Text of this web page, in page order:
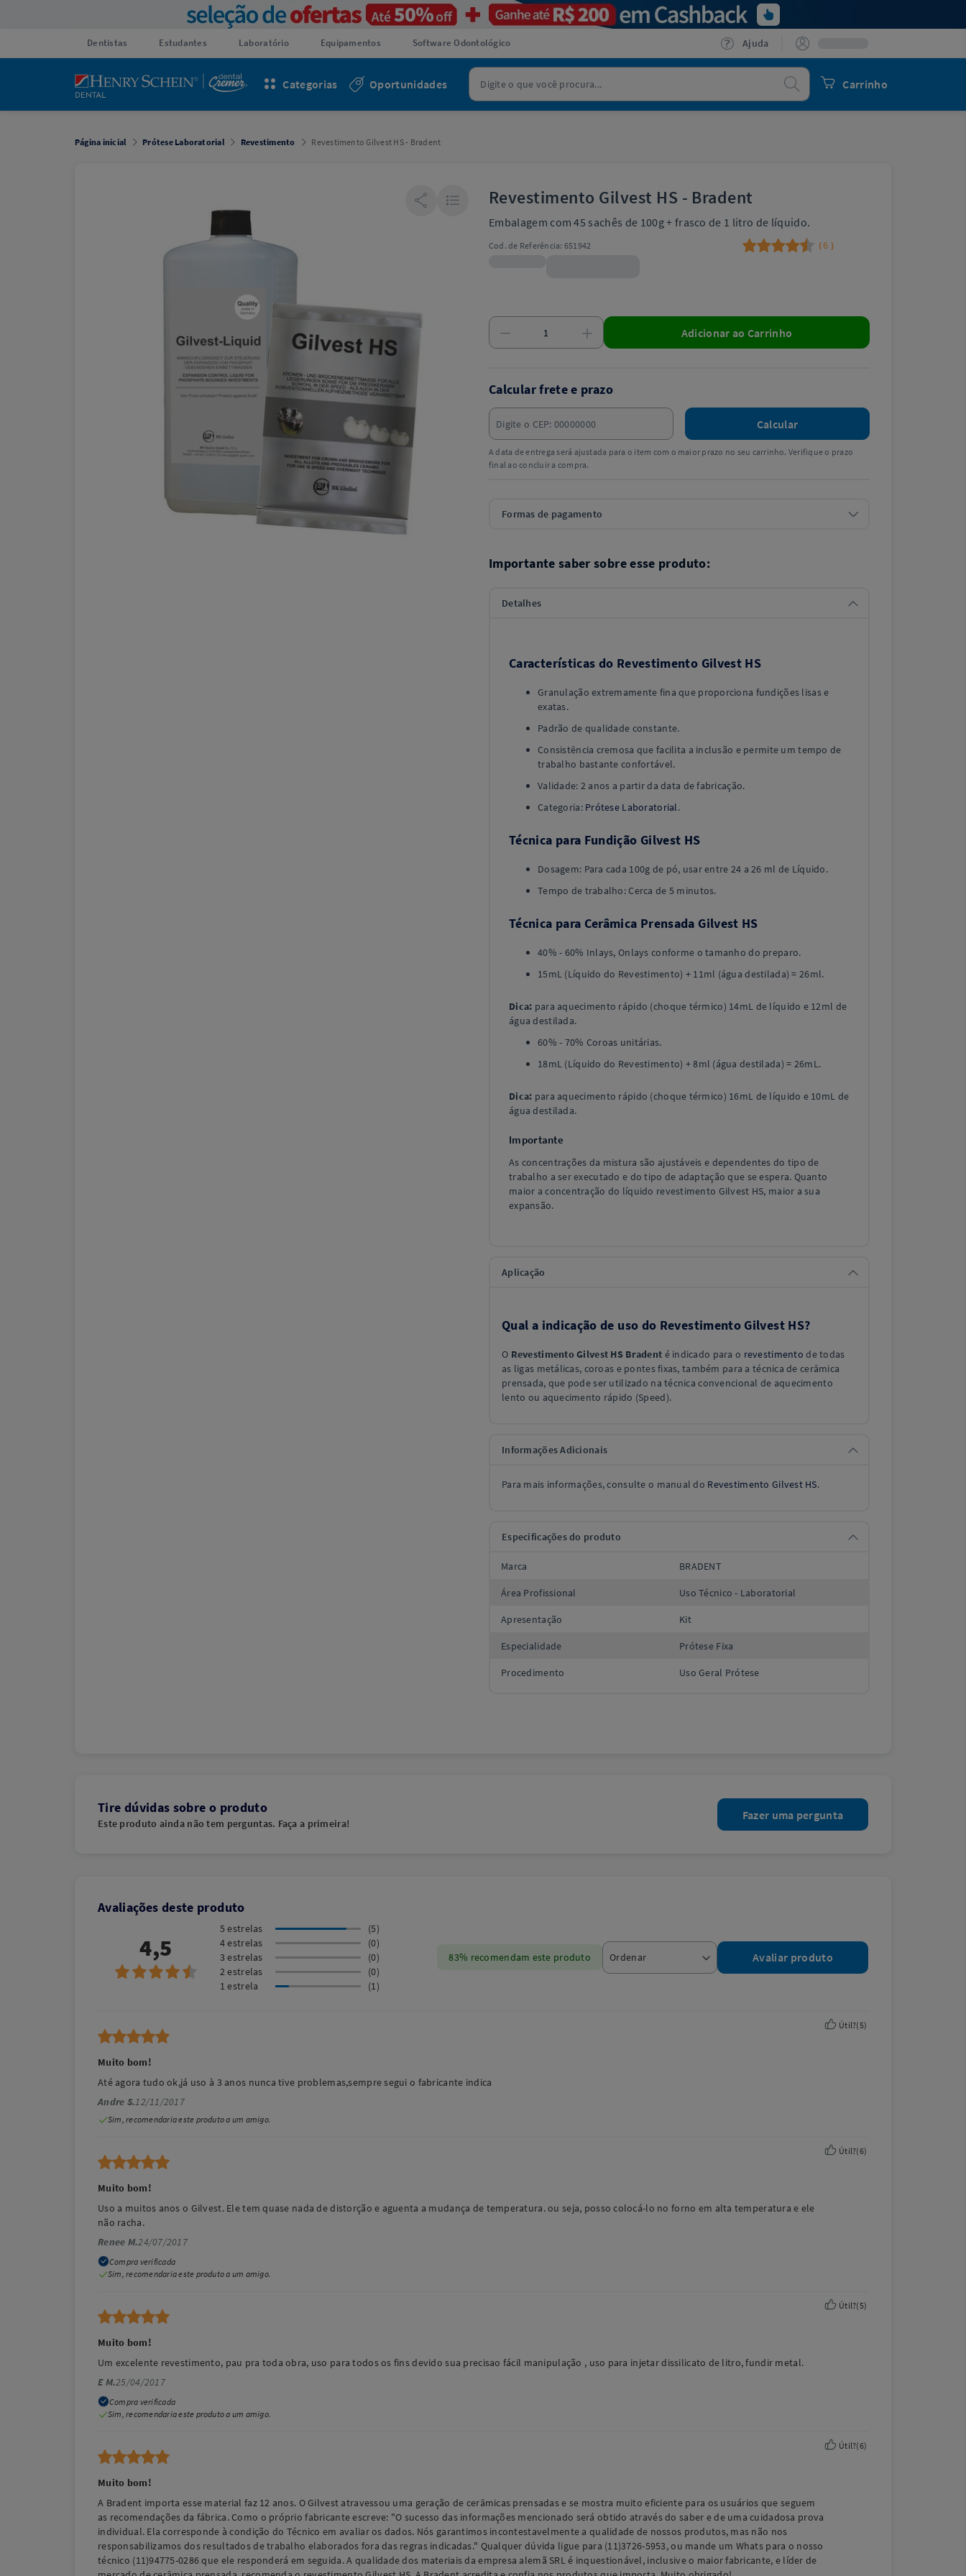
Dentistas Estudantes Laboratório Equipamentos Software Odontológico Ajuda
Carrinho
Procurar
Oportunidades
Categorias
Página inicial Prótese Laboratorial Revestimento Revestimento Gilvest HS - Bradent
Revestimento Gilvest HS - Bradent
Embalagem com 45 sachês de 100g + frasco de 1 litro de líquido.
Cod. de Referência: 651942 (6 )
Adicionar ao Carrinho
Calcular frete e prazo
Calcular
A data de entrega será ajustada para o item com o maior prazo no seu carrinho. Verifique o prazo
final ao concluir a compra.
Formas de pagamento
Importante saber sobre esse produto:
Detalhes
Características do Revestimento Gilvest HS
Granulação extremamente fina que proporciona fundições lisas e
exatas.
Padrão de qualidade constante.
Consistência cremosa que facilita a inclusão e permite um tempo de
trabalho bastante confortável.
Validade: 2 anos a partir da data de fabricação.
Categoria: Prótese Laboratorial.
Técnica para Fundição Gilvest HS
Dosagem: Para cada 100g de pó, usar entre 24 a 26 ml de Líquido.
Tempo de trabalho: Cerca de 5 minutos.
Técnica para Cerâmica Prensada Gilvest HS
40% - 60% Inlays, Onlays conforme o tamanho do preparo.
15mL (Líquido do Revestimento) + 11ml (água destilada) = 26ml.
Dica: para aquecimento rápido (choque térmico) 14mL de líquido e 12ml de
água destilada.
60% - 70% Coroas unitárias.
18mL (Líquido do Revestimento) + 8ml (água destilada) = 26mL.
Dica: para aquecimento rápido (choque térmico) 16mL de líquido e 10mL de
água destilada.
Importante
As concentrações da mistura são ajustáveis e dependentes do tipo de
trabalho a ser executado e do tipo de adaptação que se espera. Quanto
maior a concentração do líquido revestimento Gilvest HS, maior a sua
expansão.
Aplicação
Qual a indicação de uso do Revestimento Gilvest HS?
O Revestimento Gilvest HS Bradent é indicado para o revestimento de todas
as ligas metálicas, coroas e pontes fixas, também para a técnica de cerâmica
prensada, que pode ser utilizado na técnica convencional de aquecimento
lento ou aquecimento rápido (Speed).
Informações Adicionais
Para mais informações, consulte o manual do Revestimento Gilvest HS.
Especificações do produto
Marca BRADENT
Área Profissional Uso Técnico - Laboratorial
Apresentação Kit
Especialidade Prótese Fixa
Procedimento Uso Geral Prótese
Tire dúvidas sobre o produto
Este produto ainda não tem perguntas. Faça a primeira!
Fazer uma pergunta
Avaliações deste produto
4,5
5 estrelas
(5)
4 estrelas
(0)
3 estrelas
(0)
2 estrelas
(0)
1 estrela
(1)
83% recomendam este produto Avaliar produto
Muito bom!
Até agora tudo ok,já uso à 3 anos nunca tive problemas,sempre segui o fabricante indica
Andre S.12/11/2017
Sim, recomendaria este produto a um amigo.
Útil?(5)
Muito bom!
Uso a muitos anos o Gilvest. Ele tem quase nada de distorção e aguenta a mudança de temperatura. ou seja, posso colocá-lo no forno em alta temperatura e ele
não racha.
Renee M.24/07/2017
Compra verificada
Sim, recomendaria este produto a um amigo.
Útil?(6)
Muito bom!
Um excelente revestimento, pau pra toda obra, uso para todos os fins devido sua precisao fácil manipulação , uso para injetar dissilicato de litro, fundir metal.
E M.25/04/2017
Compra verificada
Sim, recomendaria este produto a um amigo.
Útil?(5)
Muito bom!
A Bradent importa esse material faz 12 anos. O Gilvest atravessou uma geração de cerâmicas prensadas e se mostra muito eficiente para os usuários que seguem
as recomendações da fábrica. Como o próprio fabricante escreve: "O sucesso das informações mencionado será obtido através do saber e de uma cuidadosa prova
individual. Ela corresponde à condição do Técnico em avaliar os dados. Nós garantimos incontestavelmente a qualidade de nossos produtos, mas não nos
responsabilizamos dos resultados de trabalho elaborados fora das regras indicadas." Qualquer dúvida ligue para (11)3726-5953, ou mande um Whats para o nosso
técnico (11)94775-0286 que ele responderá em seguida. A qualidade dos materiais da empresa alemã SRL é inquestionável, inclusive o maior fabricante, e líder de
Útil?(6)